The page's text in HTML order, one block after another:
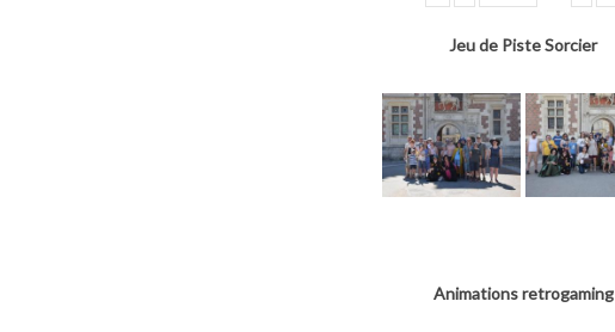
Jeu de Piste Sorcier
Animations retrogaming